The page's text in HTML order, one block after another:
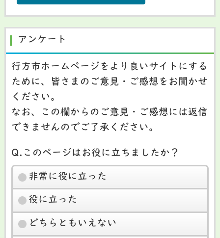
アンケート
行方市ホームページをより良いサイトにする
ために、皆さまのご意見・ご感想をお聞かせ
ください。
なお、この欄からのご意見・ご感想には返信
できませんのでご了承ください。
Q.このページはお役に立ちましたか？
非常に役に立った
役に立った
どちらともいえない